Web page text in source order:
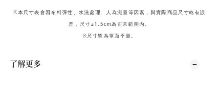
※本尺寸表會因布料彈性、水洗處理、人為測量等因素，與實際商品尺寸略有誤
差，尺寸±1.5cm為正常範圍內。
※尺寸皆為單面平量。
了解更多